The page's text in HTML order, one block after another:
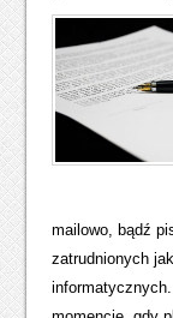
mailowo, bądź
zatrudnionych